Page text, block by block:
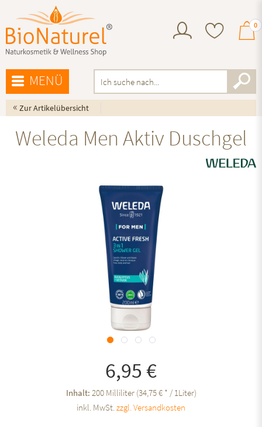
0
MENÜ
« Zur Artikelübersicht
Weleda Men Aktiv Duschgel
6,95 €
Inhalt: 200 Milliliter (34,75 € * / 1Liter)
inkl. MwSt.zzgl. Versandkosten